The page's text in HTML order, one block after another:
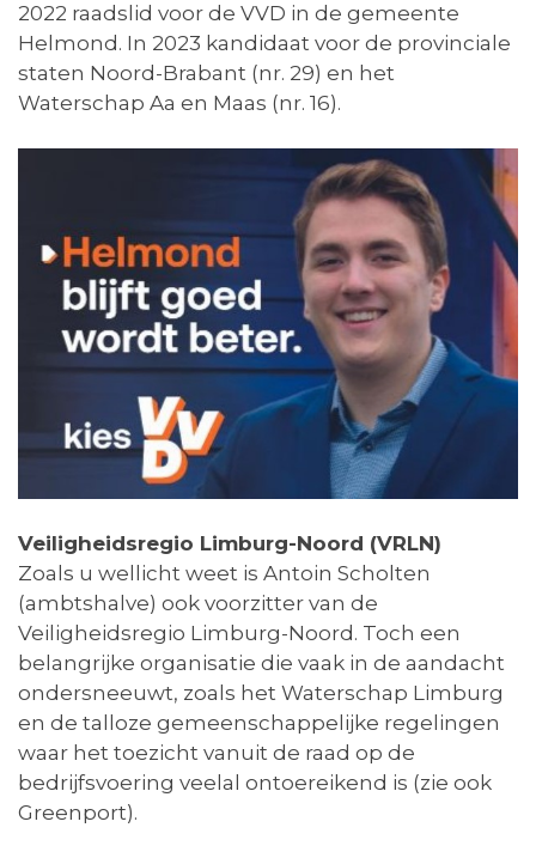
2022 raadslid voor de VVD in de gemeente
Helmond. In 2023 kandidaat voor de provinciale
staten Noord-Brabant (nr. 29) en het
Waterschap Aa en Maas (nr. 16).
Veiligheidsregio Limburg-Noord (VRLN)
Zoals u wellicht weet is Antoin Scholten
(ambtshalve) ook voorzitter van de
Veiligheidsregio Limburg-Noord. Toch een
belangrijke organisatie die vaak in de aandacht
ondersneeuwt, zoals het Waterschap Limburg
en de talloze gemeenschappelijke regelingen
waar het toezicht vanuit de raad op de
bedrijfsvoering veelal ontoereikend is (zie ook
Greenport).